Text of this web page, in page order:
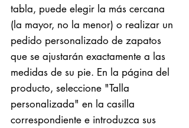
tabla, puede elegir la más cercana
(la mayor, no la menor) o realizar un
pedido personalizado de zapatos
que se ajustarán exactamente a las
medidas de su pie. En la página del
producto, seleccione "Talla
personalizada" en la casilla
correspondiente e introduzca sus